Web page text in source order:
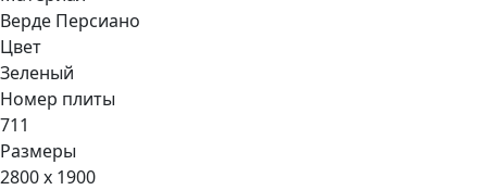
Верде Персиано
Цвет
Зеленый
Номер плиты
711
Размеры
2800 x 1900